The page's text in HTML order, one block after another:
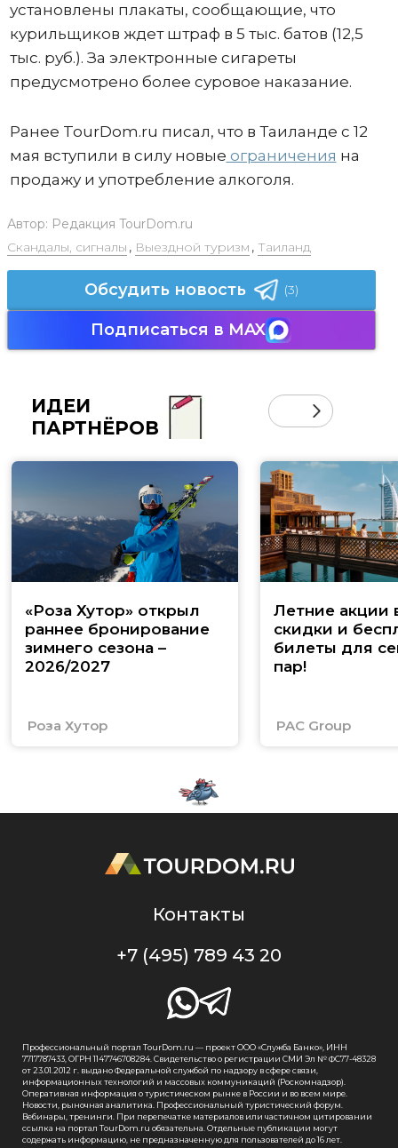
установлены плакаты, сообщающие, что
курильщиков ждет штраф в 5 тыс. батов (12,5
тыс. руб.). За электронные сигареты
предусмотрено более суровое наказание.
Ранее TourDom.ru писал, что в Таиланде с 12
мая вступили в силу новые ограничения на
продажу и употребление алкоголя.
Автор: Редакция TourDom.ru
Скандалы, сигналы , Выездной туризм , Таиланд
Обсудить новость (3)
Подписаться в MAX
ИДЕИ
ПАРТНЁРОВ
«Роза Хутор» открыл
раннее бронирование
зимнего сезона –
2026/2027
Роза Хутор
Летние акции
скидки и
билеты для
пар!
PAC Group
Контакты
+7 (495) 789 43 20
Профессиональный портал TourDom.ru — проект ООО «Служба Банко», ИНН
7717787433, ОГРН 1147746708284. Свидетельство о регистрации СМИ Эл № ФС77-48328
от 23.01.2012 г. выдано Федеральной службой по надзору в сфере связи,
информационных технологий и массовых коммуникаций (Роскомнадзор).
Оперативная информация о туристическом рынке в России и во всем мире.
Новости, рыночная аналитика. Профессиональный туристический форум.
Вебинары, тренинги. При перепечатке материалов или частичном цитировании
ссылка на портал TourDom.ru обязательна. Отдельные публикации могут
содержать информацию, не предназначенную для пользователей до 16 лет.